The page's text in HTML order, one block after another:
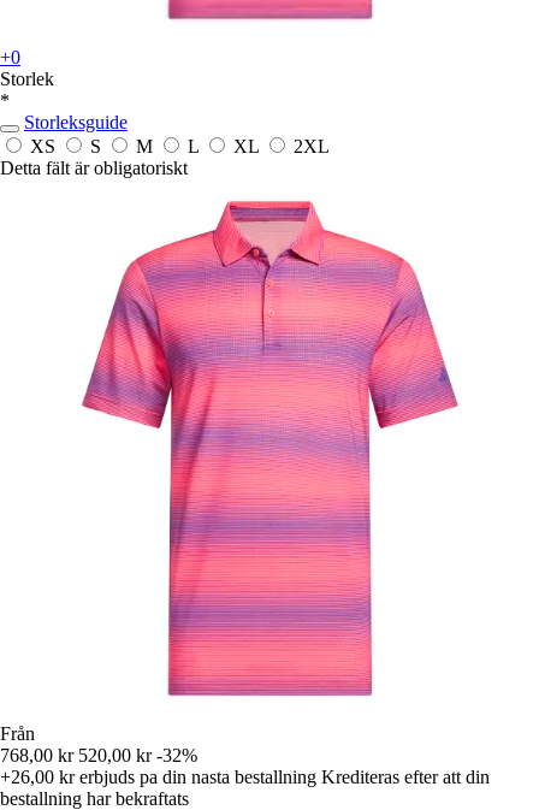
+0
Storlek
*
Storleksguide
XS
S M L XL
2XL
Detta fält är obligatoriskt
Från
768,00 kr 520,00 kr -32%
+26,00 krerbjuds pa din nasta bestallning Krediteras efter att din
bestallning har bekraftats